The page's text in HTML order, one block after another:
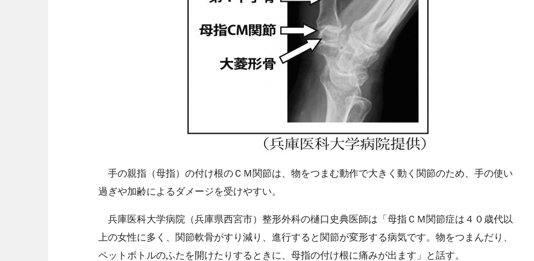
手の親指（母指）の付け根のＣＭ関節は、物をつまむ動作で大きく動く関節のため、手の使い
過ぎや加齢によるダメージを受けやすい。
兵庫医科大学病院（兵庫県西宮市）整形外科の樋口史典医師は「母指ＣＭ関節症は４０歳代以
上の女性に多く、関節軟骨がすり減り、進行すると関節が変形する病気です。物をつまんだり、
ペットボトルのふたを開けたりするときに、母指の付け根に痛みが出ます」と話す。